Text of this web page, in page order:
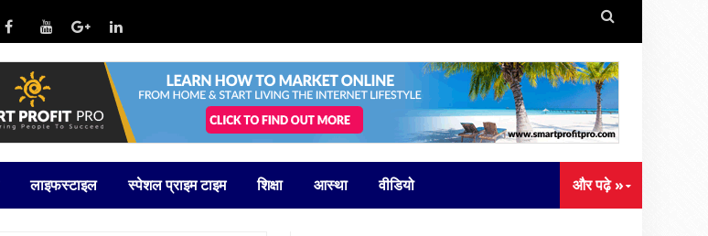

लाइफस्टाइल स्पेशल प्राइम टाइम शिक्षा आस्था वीडियो और पढ़े »